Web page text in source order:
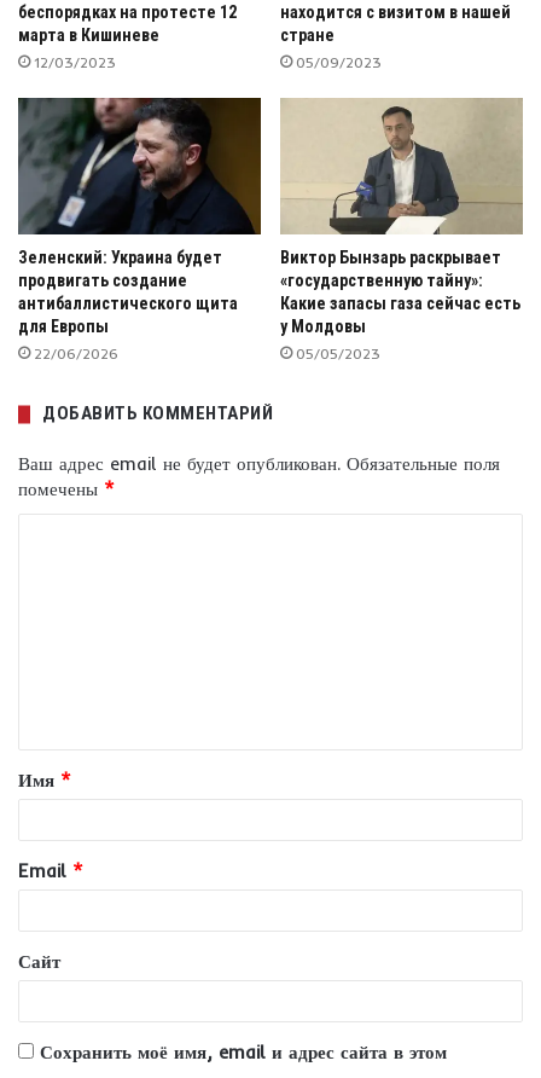
беспорядках на протесте 12
марта в Кишиневе
12/03/2023
находится с визитом в нашей
стране
05/09/2023
Зеленский: Украина будет
продвигать создание
антибаллистического щита
для Европы
22/06/2026
Виктор Бынзарь раскрывает
«государственную тайну»:
Какие запасы газа сейчас есть
у Молдовы
05/05/2023
ДОБАВИТЬ КОММЕНТАРИЙ
Ваш адрес email не будет опубликован. Обязательные поля
помечены *
т
а
и
й
*
Имя *
Email *
Сайт
Сохранить моё имя, email и адрес сайта в этом